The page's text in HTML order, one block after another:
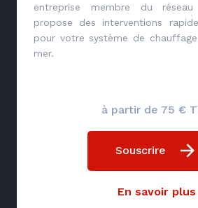
entreprise membre du réseau
propose des interventions
pour votre système de
mer.
à partir de 75 €
Souscrire
En savoir plus